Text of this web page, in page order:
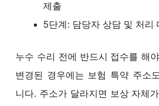
제출
5단계: 담당자 상담 및 처리
누수 수리 전에 반드시 접수를 해
변경된 경우에는 보험 특약 주소
니다. 주소가 달라지면 보상 자체